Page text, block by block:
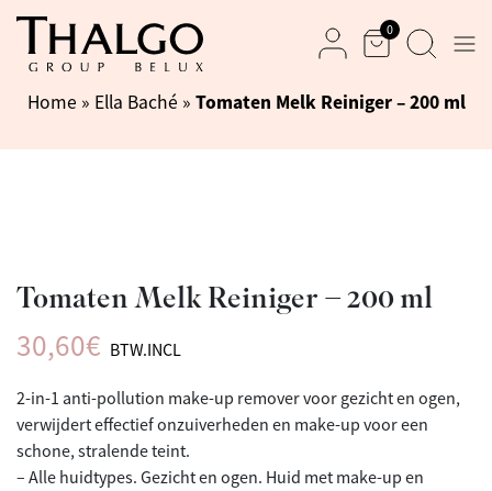
0
Home » Ella Baché » Tomaten Melk Reiniger – 200 ml
Tomaten Melk Reiniger – 200 ml
30,60€ BTW.INCL
2-in-1 anti-pollution make-up remover voor gezicht en ogen,
verwijdert effectief onzuiverheden en make-up voor een
schone, stralende teint.
– Alle huidtypes. Gezicht en ogen. Huid met make-up en